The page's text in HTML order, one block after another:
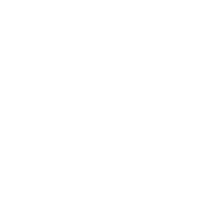
nama label map nota spanduk